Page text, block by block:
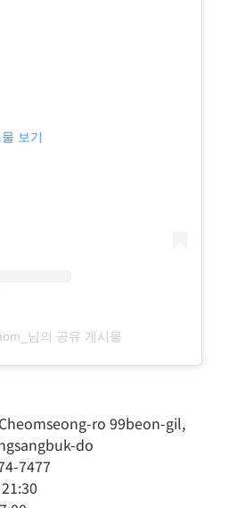
보기
님의 공유 게시물
ro 99beon-gil,
do
7477